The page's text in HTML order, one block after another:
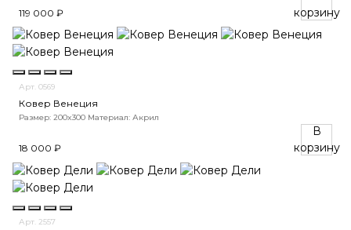
119 000 ₽
корзину
Арт. 0569
Ковер Венеция
Размер: 200x300 Материал: Акрил
18 000 ₽
В
корзину
Арт. 2557